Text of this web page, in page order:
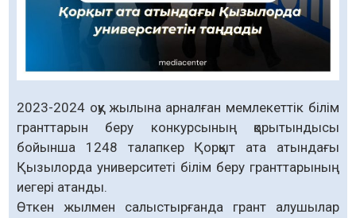
2023-2024 оқу жылына арналған мемлекеттік білім
гранттарын беру конкурсының қорытындысы
бойынша 1248 талапкер Қорқыт ата атындағы
Қызылорда университеті білім беру гранттарының
иегері атанды.
Өткен жылмен салыстырғанда грант алушылар